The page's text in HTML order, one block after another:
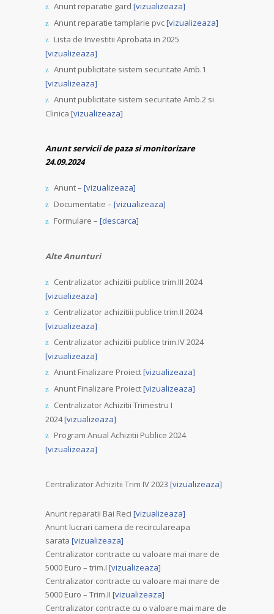
Anunt reparatie gard [vizualizeaza]
Anunt reparatie tamplarie pvc[vizualizeaza]
Lista de Investitii Aprobata in 2025
[vizualizeaza]
Anunt publicitate sistem securitate Amb.1
[vizualizeaza]
Anunt publicitate sistem securitate Amb.2 si
Clinica [vizualizeaza]
Anunt servicii de paza si monitorizare
24.09.2024
Anunt – [vizualizeaza]
Documentatie – [vizualizeaza]
Formulare – [descarca]
Alte Anunturi
Centralizator achizitii publice trim.III 2024
[vizualizeaza]
Centralizator achizitiii publice trim.II 2024
[vizualizeaza]
Centralizator achizitii publice trim.IV 2024
[vizualizeaza]
Anunt Finalizare Proiect[vizualizeaza]
Anunt Finalizare Proiect[vizualizeaza]
Centralizator Achizitii Trimestru I
2024[vizualizeaza]
Program Anual Achizitii Publice 2024
[vizualizeaza]
Centralizator Achizitii Trim IV 2023 [vizualizeaza]
Anunt reparatii Bai Reci [vizualizeaza]
Anunt lucrari camera de recirculareapa
sarata [vizualizeaza]
Centralizator contracte cu valoare mai mare de
5000 Euro – trim.I [vizualizeaza]
Centralizator contracte cu valoare mai mare de
5000 Euro – Trim.II [vizualizeaza]
Centralizator contracte cu o valoare mai mare de